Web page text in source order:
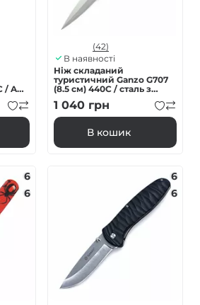
ABS
(42)
В наявності
Ніж складаний
туристичний Ganzo G707
(8.5 см) 440C / сталь з
деревом сірий
1 040 грн
В кошик
6
6
6
6